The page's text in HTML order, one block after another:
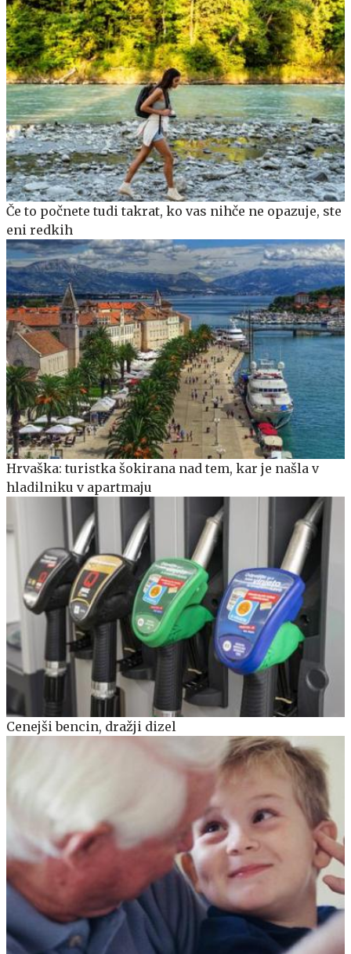
Če to počnete tudi takrat, ko vas nihče ne opazuje, ste
eni redkih
Hrvaška: turistka šokirana nad tem, kar je našla v
hladilniku v apartmaju
Cenejši bencin, dražji dizel